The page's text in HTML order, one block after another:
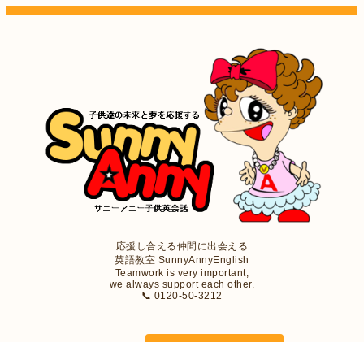
応援し合える仲間に出会える
英語教室 SunnyAnnyEnglish
Teamwork is very important,
we always support each other.
📞 0120-50-3212